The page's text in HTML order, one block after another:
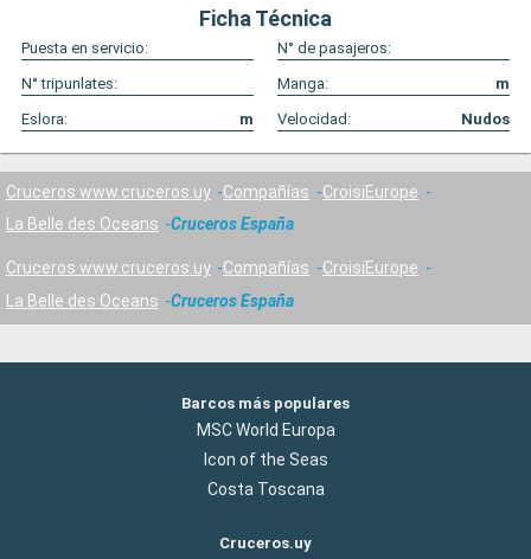
Ficha Técnica
Puesta en servicio:
N° de pasajeros:
N° tripunlates:
Manga:
m
Eslora:
m Velocidad: Nudos
Cruceros www.cruceros.uy Compañías
CroisiEurope
La Belle des Oceans
Cruceros España
Cruceros www.cruceros.uy Compañías
CroisiEurope
La Belle des Oceans
Cruceros España
Barcos más populares
MSC World Europa
Icon of the Seas
Costa Toscana
Cruceros.uy